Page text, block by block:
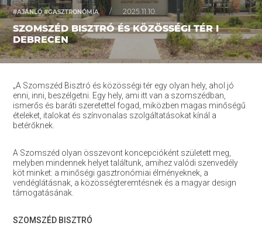
#AJÁNLÓ #GASZTRONÓMIA / 2025.11.10.
SZOMSZÉD BISZTRÓ ÉS KÖZÖSSÉGI TÉR I
DEBRECEN
„A Szomszéd Bisztró és közösségi tér egy olyan hely, ahol jó
enni, inni, beszélgetni. Egy hely, ami itt van a szomszédban,
ismerős és baráti szeretettel fogad, miközben magas minőségű
ételeket, italokat és színvonalas szolgáltatásokat kínál a
betérőknek.
A Szomszéd olyan összevont koncepcióként született meg,
melyben mindennek helyet találtunk, amihez valódi szenvedély
köt minket: a minőségi gasztronómiai élményeknek, a
vendéglátásnak, a közösségteremtésnek és a magyar design
támogatásának.
SZOMSZÉD BISZTRÓ